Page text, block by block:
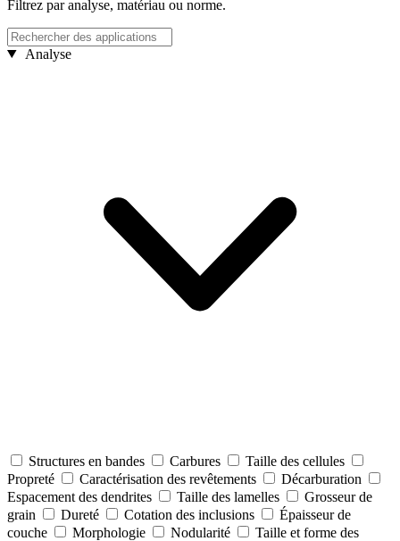
Filtrez par analyse, matériau ou norme.
Analyse
Structures en bandes Carbures
Taille des cellules
Propreté
Caractérisation des revêtements
Décarburation
Espacement des dendrites
Taille des lamelles
Grosseur de
grain
Dureté Cotation des inclusions
Épaisseur de
couche
Morphologie Nodularité
Taille et forme des